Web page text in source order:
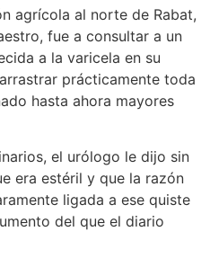
agrícola al norte de Rabat,
fue a consultar a un
a la varicela en su
prácticamente toda
hasta ahora mayores
el urólogo le dijo sin
era estéril y que la razón
ligada a ese quiste
del que el diario